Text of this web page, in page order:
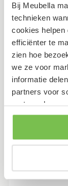
Bij Meubella
technieken
cookies helpen
efficiënter te
zien hoe
we ze voor
informatie
partners voor
partners
informatie die
verzameld op
Kleur
Verpakking
Breedte: 25
Gewicht: 3 kg